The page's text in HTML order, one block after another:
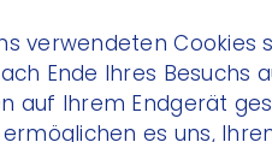
verwendeten Cookies
Ende Ihres Besuchs
auf Ihrem Endgerät
es uns,